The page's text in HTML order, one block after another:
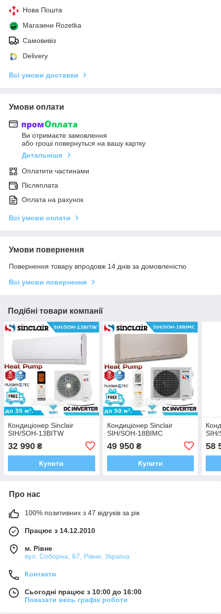
Нова Пошта
Магазини Rozetka
Самовивіз
Delivery
Всі умови доставки
Умови оплати
Ви отримаєте замовлення
або гроші повернуться на вашу картку
Детальніше
Оплатити частинами
Післяплата
Оплата на рахунок
Всі умови оплати
Умови повернення
Повернення товару впродовж 14 днів за домовленістю
Всі умови повернення
Подібні товари компанії
Кондиціонер Sinclair
SIH/SOH-13BITW
32 990 ₴
Купити
Кондиціонер Sinclair
SIH/SOH-18BIMC
49 950₴
Купити
SIH/
58
Про нас
100% позитивних з 47 відгуків за рік
Працює з 14.12.2010
м. Рівне
вул. Соборна, 67, Рівне, Україна
Контакти
Сьогодні працює з 10:00 до 16:00
Показати весь графік роботи